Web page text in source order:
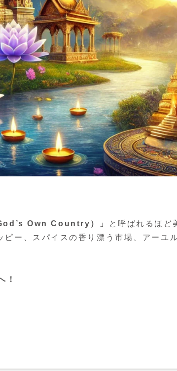
Own Country）」
と呼ばれるほど
ピー、スパイスの香り漂う市場、アー
！